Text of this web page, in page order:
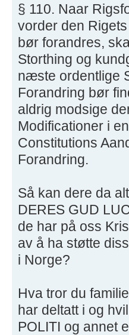
§ 110. Naar
vorder den
bør forandres,
Storthing og
næste ordentlige
Forandring bør
aldrig modsige
Modificationer i
Constitutions
Forandring.
Så kan dere da
DERES GUD
de har på oss
av å ha støtte
i Norge?
Hva tror du
har deltatt i og
POLITI og annet